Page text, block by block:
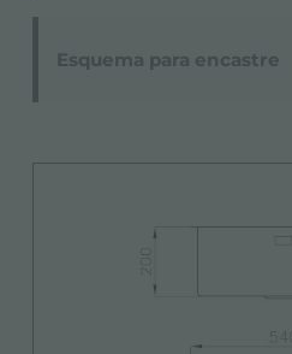
Esquema para encastre